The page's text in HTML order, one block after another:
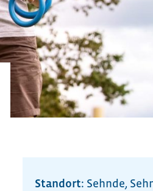
Standort: Sehnde,